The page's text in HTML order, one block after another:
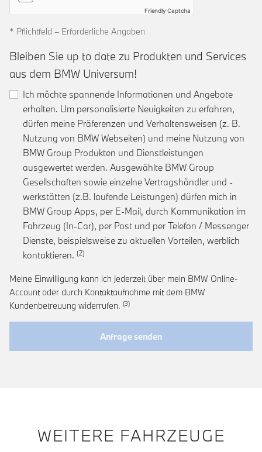
Friendly Captcha
* Pflichtfeld – Erforderliche Angaben
Bleiben Sie up to date zu Produkten und Services
aus dem BMW Universum!
Ich möchte spannende Informationen und Angebote
erhalten. Um personalisierte Neuigkeiten zu erfahren,
dürfen meine Präferenzen und Verhaltensweisen (z. B.
Nutzung von BMW Webseiten) und meine Nutzung von
BMW Group Produkten und Dienstleistungen
ausgewertet werden. Ausgewählte BMW Group
Gesellschaften sowie einzelne Vertragshändler und -
werkstätten (z.B. laufende Leistungen) dürfen mich in
BMW Group Apps, per E-Mail, durch Kommunikation im
Fahrzeug (In-Car), per Post und per Telefon / Messenger
Dienste, beispielsweise zu aktuellen Vorteilen, werblich
kontaktieren. Link zur Fußnote: Einwilligung zur
Meine Einwilligung kann ich jederzeit über mein BMW Online-
Account oder durch Kontaktaufnahme mit dem BMW
Kundenbetreuung widerrufen. Link zur Fußnote: Widerruf der
Anfrage senden
WEITERE FAHRZEUGE